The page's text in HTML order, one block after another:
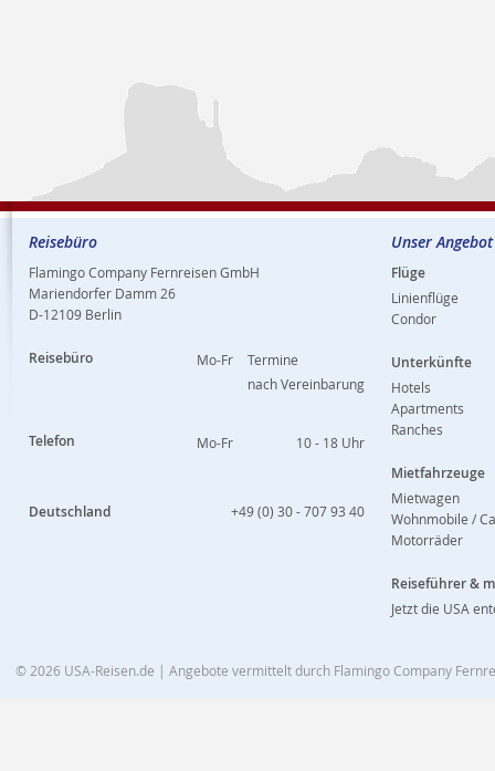
Reisebüro
Flamingo Company Fernreisen GmbH
Mariendorfer Damm 26
D-12109 Berlin
Reisebüro Mo-Fr
Termine
nach Vereinbarung
Telefon Mo-Fr 10 - 18 Uhr
Deutschland +49 (0) 30 - 707 93 40
Unser Angebot
Flüge
Linienflüge
Condor
Unterkünfte
Hotels
Apartments
Ranches
Mietfahrzeuge
Mietwagen
Wohnmobile /
Motorräder
Reiseführer &
Jetzt die USA
© 2026 USA-Reisen.de | Angebote vermittelt durch Flamingo Company